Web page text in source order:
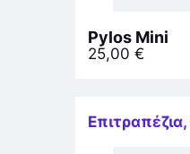
Pylos Mini
25,00 €
Επιτραπέζια,